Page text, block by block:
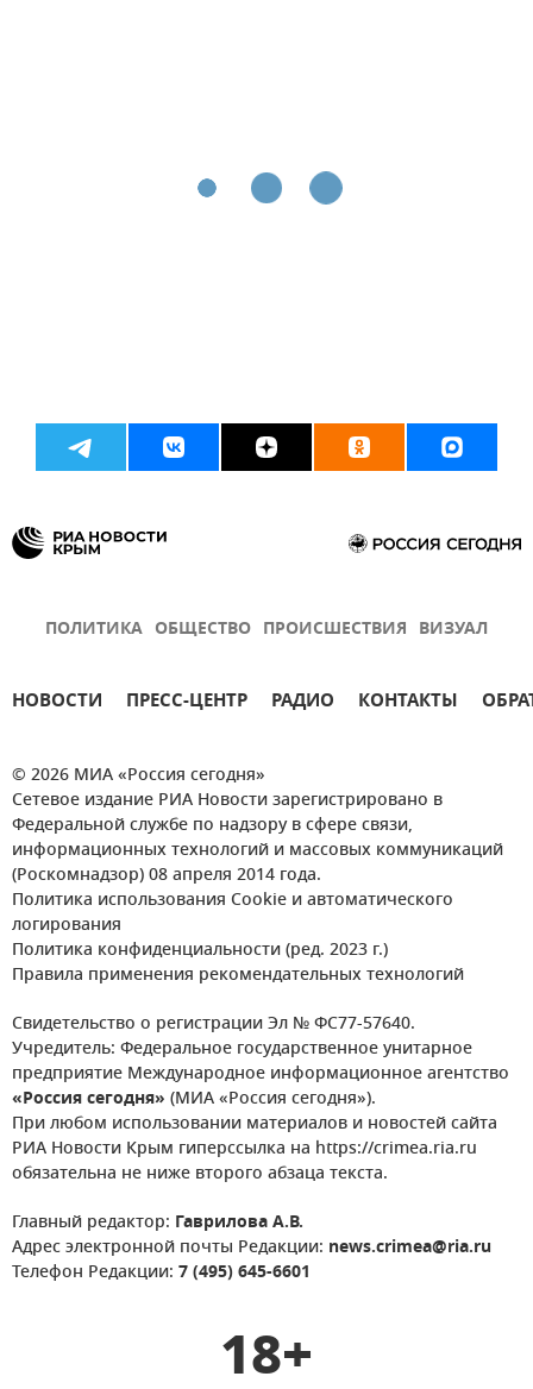
ПОЛИТИКА ОБЩЕСТВО ПРОИСШЕСТВИЯ ВИЗУАЛ
НОВОСТИ ПРЕСС-ЦЕНТР РАДИО КОНТАКТЫ
© 2026 МИА «Россия сегодня»
Сетевое издание РИА Новости зарегистрировано в
Федеральной службе по надзору в сфере связи,
информационных технологий и массовых коммуникаций
(Роскомнадзор) 08 апреля 2014 года.
Политика использования Cookie и автоматического
логирования
Политика конфиденциальности (ред. 2023 г.)
Правила применения рекомендательных технологий
Свидетельство о регистрации Эл № ФС77-57640.
Учредитель: Федеральное государственное унитарное
предприятие Международное информационное агентство
«Россия сегодня» (МИА «Россия сегодня»).
При любом использовании материалов и новостей сайта
РИА Новости Крым гиперссылка на https://crimea.ria.ru
обязательна не ниже второго абзаца текста.
Главный редактор: Гаврилова А.В.
Адрес электронной почты Редакции: news.crimea@ria.ru
Телефон Редакции: 7 (495) 645-6601
18+